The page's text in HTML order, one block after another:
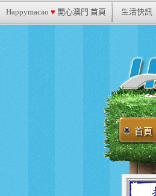
Happymacao ♥ 開心澳門 首頁 生活快訊
首頁